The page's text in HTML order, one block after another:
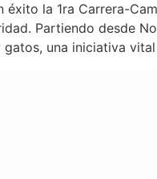
la 1ra Carrera-
Partiendo desde
una iniciativa